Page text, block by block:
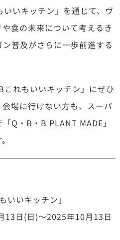
いキッチン」を通じて、ヴ
食の未来について考えるき
普及がさらに一歩前進する
れもいいキッチン」にぜひ
場に行けない方も、スーパ
「Q・B・B PLANT MADE」
いいキッチン」
13日(日)〜2025年10月13日